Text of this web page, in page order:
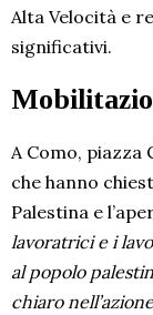
Alta Velocità e
significativi.
A Como,
che hanno
Palestina e
lavoratrici e i
al popolo
chiaro